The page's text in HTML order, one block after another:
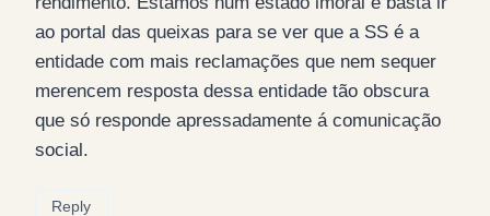
ao portal das queixas para se ver que a SS é a
entidade com mais reclamações que nem sequer
merencem resposta dessa entidade tão obscura
que só responde apressadamente á comunicação
social.
Reply